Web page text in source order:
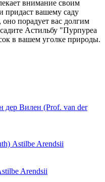
внимание своим
вашему саду
порадует вас долгим
Астильбу "Пурпуреа
в вашем уголке природы.
дер Вилен (Prof. van der
Astilbe Arendsii
Arendsii